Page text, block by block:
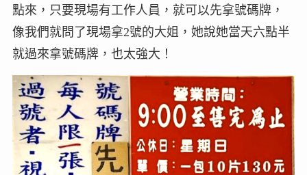
點來，只要現場有工作人員，就可以先拿號碼牌，
像我們就問了現場拿2號的大姐，她說她當天六點半
就過來拿號碼牌，也太強大！